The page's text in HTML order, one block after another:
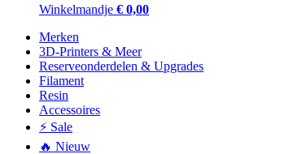
Winkelmandje € 0,00
Merken
3D-Printers & Meer
Reserveonderdelen & Upgrades
Filament
Resin
Accessoires
⚡ Sale
🔥 Nieuw